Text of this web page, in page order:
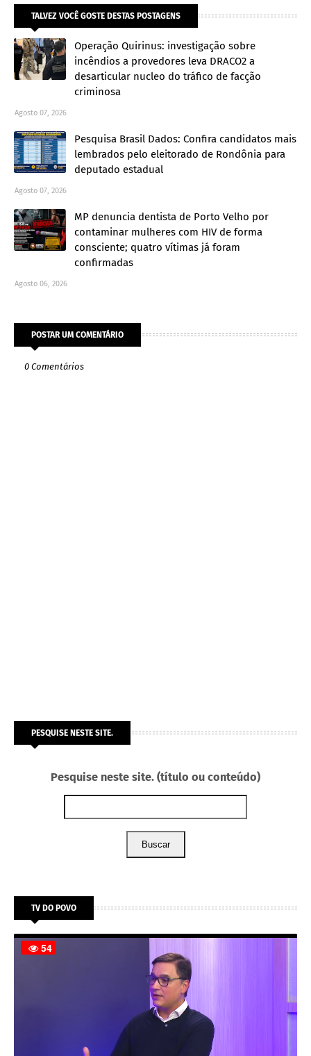
TALVEZ VOCÊ GOSTE DESTAS POSTAGENS
Operação Quirinus: investigação sobre
incêndios a provedores leva DRACO2 a
desarticular nucleo do tráfico de facção
criminosa
Agosto 07, 2026
Pesquisa Brasil Dados: Confira candidatos mais
lembrados pelo eleitorado de Rondônia para
deputado estadual
Agosto 07, 2026
MP denuncia dentista de Porto Velho por
contaminar mulheres com HIV de forma
consciente; quatro vítimas já foram
confirmadas
Agosto 06, 2026
POSTAR UM COMENTÁRIO
0 Comentários
PESQUISE NESTE SITE.
Pesquise neste site. (título ou conteúdo)
Buscar
TV DO POVO